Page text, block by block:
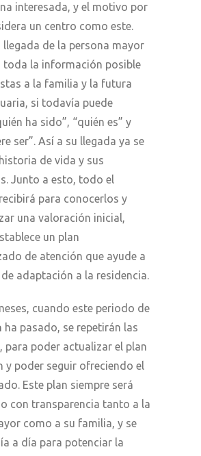
interesada, y el motivo por
un centro como este.
llegada de la persona mayor
toda la información posible
a la familia y la futura
si todavía puede
ha sido”, “quién es” y
ser”. Así a su llegada ya se
de vida y sus
Junto a esto, todo el
para conocerlos y
una valoración inicial,
un plan
de atención que ayude a
adaptación a la residencia.
cuando este periodo de
ha pasado, se repetirán las
para poder actualizar el plan
y poder seguir ofreciendo el
Este plan siempre será
con transparencia tanto a la
como a su familia, y se
a día para potenciar la